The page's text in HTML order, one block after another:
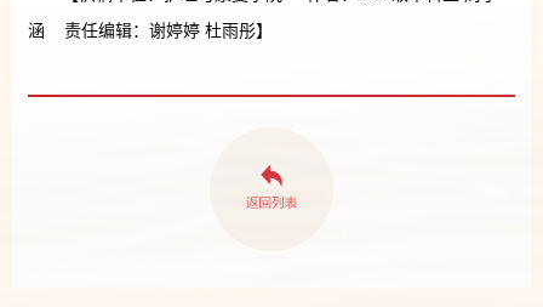
涵 责任编辑：谢婷婷 杜雨彤】